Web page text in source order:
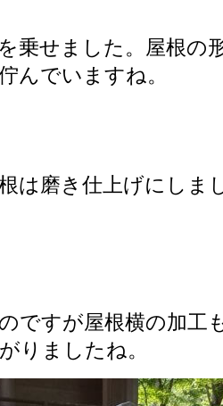
乗せました。屋根の
んでいますね。
は磨き仕上げにしま
ですが屋根横の加工
りましたね。